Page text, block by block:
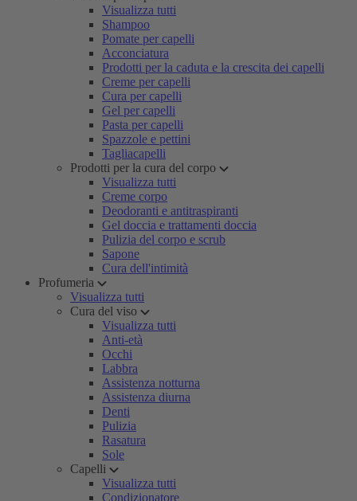
Visualizza tutti
Shampoo
Pomate per capelli
Acconciatura
Prodotti per la caduta e la crescita dei capelli
Creme per capelli
Cura per capelli
Gel per capelli
Pasta per capelli
Spazzole e pettini
Tagliacapelli
Prodotti per la cura del corpo
Visualizza tutti
Creme corpo
Deodoranti e antitraspiranti
Gel doccia e trattamenti doccia
Pulizia del corpo e scrub
Sapone
Cura dell'intimità
Profumeria
Visualizza tutti
Cura del viso
Visualizza tutti
Anti-età
Occhi
Labbra
Assistenza notturna
Assistenza diurna
Denti
Pulizia
Rasatura
Sole
Capelli
Visualizza tutti
Condizionatore